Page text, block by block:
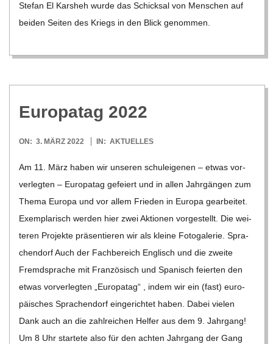
Ste­fan El Kars­heh wurde das Schick­sal von Men­schen auf
bei­den Sei­ten des Kriegs in den Blick genom­men.
Euro­pa­tag 2022
2022-
ON: 3. MÄRZ 2022 IN: AKTUELLES
Am 11. März haben wir unse­ren schul­ei­ge­nen – etwas vor­
ver­leg­ten – Euro­pa­tag gefei­ert und in allen Jahr­gän­gen zum
Thema Europa und vor allem Frie­den in Europa gear­bei­tet.
Exem­pla­risch wer­den hier zwei Aktio­nen vor­ge­stellt. Die wei­
te­ren Pro­jekte prä­sen­tie­ren wir als kleine Foto­ga­le­rie. Spra­
chen­dorf Auch der Fach­be­reich Eng­lisch und die zweite
Fremd­spra­che mit Fran­zö­sisch und Spa­nisch fei­er­ten den
etwas vor­ver­leg­ten „Euro­pa­tag“ , indem wir ein (fast) euro­
päi­sches Spra­chen­dorf ein­ge­rich­tet haben. Dabei vie­len
Dank auch an die zahl­rei­chen Hel­fer aus dem 9. Jahr­gang!
Um 8 Uhr star­tete also für den ach­ten Jahr­gang der Gang